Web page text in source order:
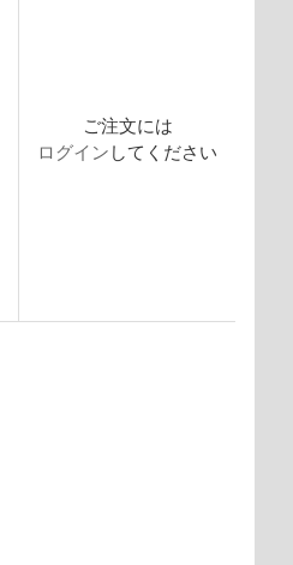
ご注文には
ログイン してください